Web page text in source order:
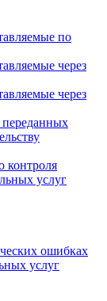
по
через
через
переданных
контроля
услуг
ошибках
услуг